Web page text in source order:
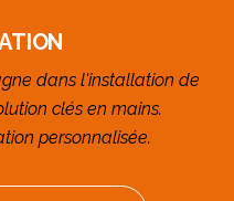
dans l'installation de
clés en mains.
personnalisée.